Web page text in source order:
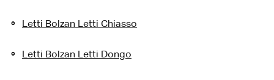
Letti Bolzan Letti Chiasso
Letti Bolzan Letti Dongo